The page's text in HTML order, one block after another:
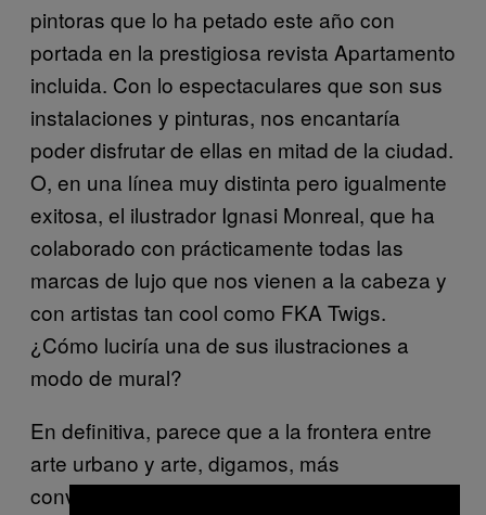
pintoras que lo ha petado este año con
portada en la prestigiosa revista Apartamento
incluida. Con lo espectaculares que son sus
instalaciones y pinturas, nos encantaría
poder disfrutar de ellas en mitad de la ciudad.
O, en una línea muy distinta pero igualmente
exitosa, el ilustrador Ignasi Monreal, que ha
colaborado con prácticamente todas las
marcas de lujo que nos vienen a la cabeza y
con artistas tan cool como FKA Twigs.
¿Cómo luciría una de sus ilustraciones a
modo de mural?
En definitiva, parece que a la frontera entre
arte urbano y arte, digamos, más
convencional le quedan dos telediarios.